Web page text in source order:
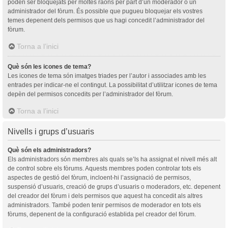
poden ser bloquejats per moltes raons per part d’un moderador o un
administrador del fòrum. És possible que pugueu bloquejar els vostres
temes depenent dels permisos que us hagi concedit l’administrador del
fòrum.
Torna a l’inici
Què són les icones de tema?
Les icones de tema són imatges triades per l’autor i associades amb les
entrades per indicar-ne el contingut. La possibilitat d’utilitzar icones de tema
depèn del permisos concedits per l’administrador del fòrum.
Torna a l’inici
Nivells i grups d’usuaris
Què són els administradors?
Els administradors són membres als quals se’ls ha assignat el nivell més alt
de control sobre els fòrums. Aquests membres poden controlar tots els
aspectes de gestió del fòrum, incloent-hi l’assignació de permisos,
suspensió d’usuaris, creació de grups d’usuaris o moderadors, etc. depenent
del creador del fòrum i dels permisos que aquest ha concedit als altres
administradors. També poden tenir permisos de moderador en tots els
fòrums, depenent de la configuració establida pel creador del fòrum.